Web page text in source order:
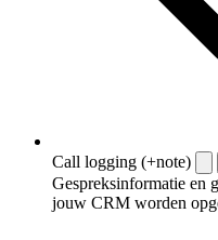
Call logging (+note)
Gespreksinformatie en
jouw CRM worden